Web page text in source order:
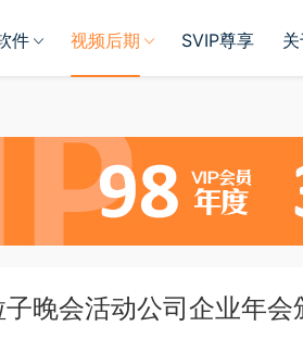
件 视频后期 SVIP尊享
子晚会活动公司企业年